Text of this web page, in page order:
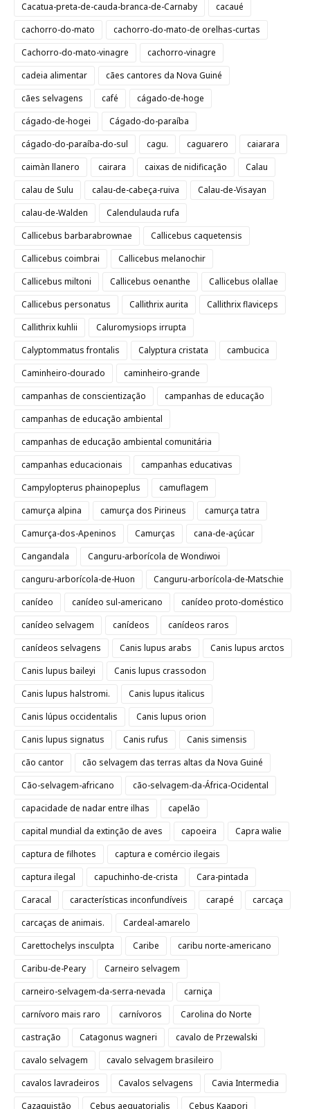
Cacatua-preta-de-cauda-branca-de-Carnaby
cacaué
cachorro-do-mato
cachorro-do-mato-de orelhas-curtas
Cachorro-do-mato-vinagre
cachorro-vinagre
cadeia alimentar
cães cantores da Nova Guiné
cães selvagens
café
cágado-de-hoge
cágado-de-hogei
Cágado-do-paraíba
cágado-do-paraíba-do-sul
cagu. caguarero
caiarara
caimàn llanero
cairara caixas de nidificação
Calau
calau de Sulu
calau-de-cabeça-ruiva
Calau-de-Visayan
calau-de-Walden
Calendulauda rufa
Callicebus barbarabrownae
Callicebus caquetensis
Callicebus coimbrai
Callicebus melanochir
Callicebus miltoni
Callicebus oenanthe
Callicebus olallae
Callicebus personatus
Callithrix aurita
Callithrix flaviceps
Callithrix kuhlii
Caluromysiops irrupta
Calyptommatus frontalis
Calyptura cristata
cambucica
Caminheiro-dourado
caminheiro-grande
campanhas de conscientização
campanhas de educação
campanhas de educação ambiental
campanhas de educação ambiental comunitária
campanhas educacionais
campanhas educativas
Campylopterus phainopeplus
camuflagem
camurça alpina
camurça dos Pirineus
camurça tatra
Camurça-dos-Apeninos
Camurças
cana-de-açúcar
Cangandala
Canguru-arborícola de Wondiwoi
canguru-arborícola-de-Huon
Canguru-arborícola-de-Matschie
canídeo
canídeo sul-americano
canídeo proto-doméstico
canídeo selvagem
canídeos
canídeos raros
canídeos selvagens
Canis lupus arabs
Canis lupus arctos
Canis lupus baileyi
Canis lupus crassodon
Canis lupus halstromi.
Canis lupus italicus
Canis lúpus occidentalis
Canis lupus orion
Canis lupus signatus
Canis rufus
Canis simensis
cão cantor
cão selvagem das terras altas da Nova Guiné
Cão-selvagem-africano
cão-selvagem-da-África-Ocidental
capacidade de nadar entre ilhas
capelão
capital mundial da extinção de aves
capoeira
Capra walie
captura de filhotes
captura e comércio ilegais
captura ilegal
capuchinho-de-crista
Cara-pintada
Caracal
características inconfundíveis carapé
carcaça
carcaças de animais.
Cardeal-amarelo
Carettochelys insculpta
Caribe
caribu norte-americano
Caribu-de-Peary
Carneiro selvagem
carneiro-selvagem-da-serra-nevada
carniça
carnívoro mais raro
carnívoros
Carolina do Norte
castração
Catagonus wagneri
cavalo de Przewalski
cavalo selvagem
cavalo selvagem brasileiro
cavalos lavradeiros
Cavalos selvagens
Cavia Intermedia
Cazaquistão
Cebus aequatorialis Cebus Kaapori